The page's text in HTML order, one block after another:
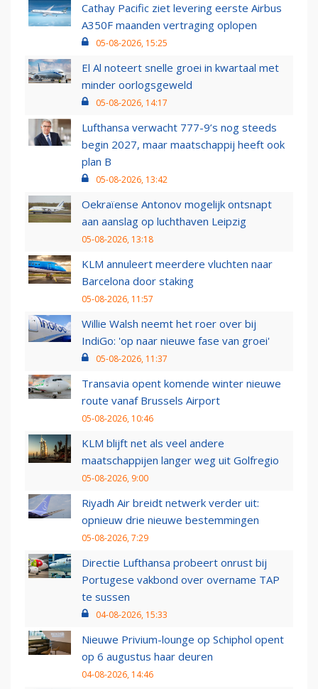
Cathay Pacific ziet levering eerste Airbus
A350F maanden vertraging oplopen
05-08-2026, 15:25
El Al noteert snelle groei in kwartaal met
minder oorlogsgeweld
05-08-2026, 14:17
Lufthansa verwacht 777-9’s nog steeds
begin 2027, maar maatschappij heeft ook
plan B
05-08-2026, 13:42
Oekraïense Antonov mogelijk ontsnapt
aan aanslag op luchthaven Leipzig
05-08-2026, 13:18
KLM annuleert meerdere vluchten naar
Barcelona door staking
05-08-2026, 11:57
Willie Walsh neemt het roer over bij
IndiGo: 'op naar nieuwe fase van groei'
05-08-2026, 11:37
Transavia opent komende winter nieuwe
route vanaf Brussels Airport
05-08-2026, 10:46
KLM blijft net als veel andere
maatschappijen langer weg uit Golfregio
05-08-2026, 9:00
Riyadh Air breidt netwerk verder uit:
opnieuw drie nieuwe bestemmingen
05-08-2026, 7:29
Directie Lufthansa probeert onrust bij
Portugese vakbond over overname TAP
te sussen
04-08-2026, 15:33
Nieuwe Privium-lounge op Schiphol opent
op 6 augustus haar deuren
04-08-2026, 14:46